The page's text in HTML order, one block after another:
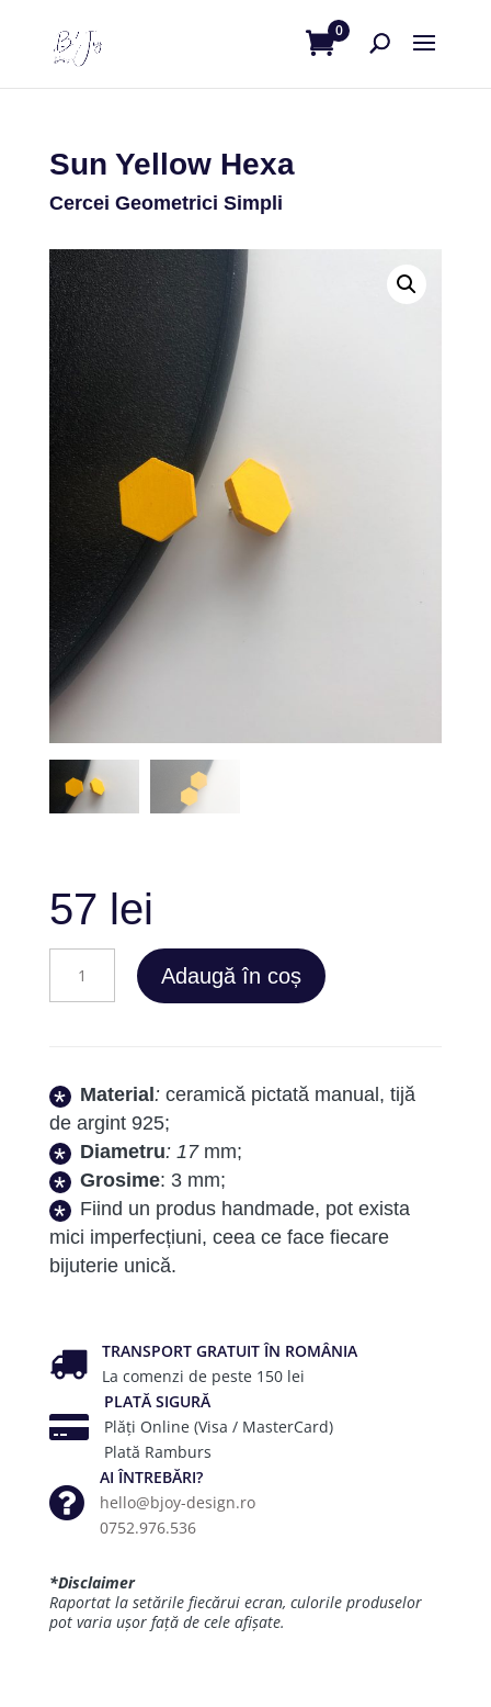
0
Sun Yellow Hexa
Cercei Geometrici Simpli
57 lei
Adaugă în coș
Material :ceramică pictată manual, tijă
de argint 925;
Diametru: 17mm;
Grosime: 3 mm;
Fiind un produs handmade, pot exista
mici imperfecțiuni, ceea ce face fiecare
bijuterie unică.
TRANSPORT GRATUIT ÎN ROMÂNIA
La comenzi de peste 150 lei
PLATĂ SIGURĂ
Plăți Online (Visa / MasterCard)
Plată Ramburs
AI ÎNTREBĂRI?
hello@bjoy-design.ro
0752.976.536
*Disclaimer
Raportat la setările fiecărui ecran, culorile produselor
pot varia ușor față de cele afișate.